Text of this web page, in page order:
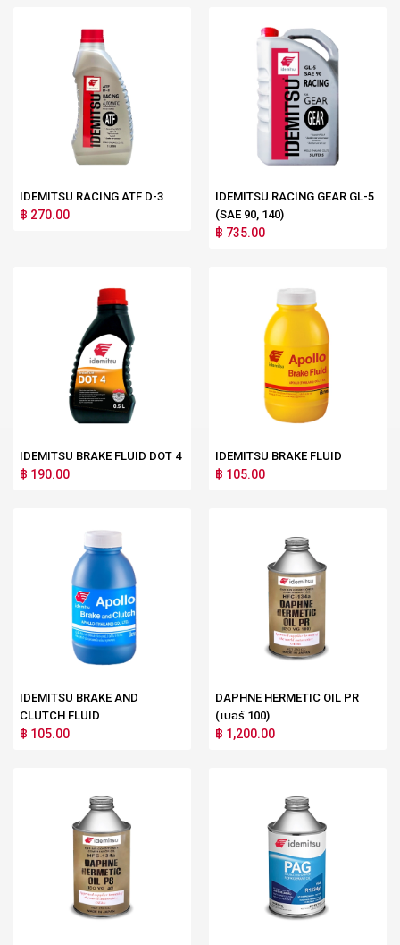
IDEMITSU RACING ATF D-3
฿ 270.00
IDEMITSU RACING GEAR GL-5
(SAE 90, 140)
฿ 735.00
IDEMITSU BRAKE FLUID DOT 4
฿ 190.00
IDEMITSU BRAKE FLUID
฿ 105.00
IDEMITSU BRAKE AND
CLUTCH FLUID
฿ 105.00
DAPHNE HERMETIC OIL PR
(เบอร์ 100)
฿ 1,200.00